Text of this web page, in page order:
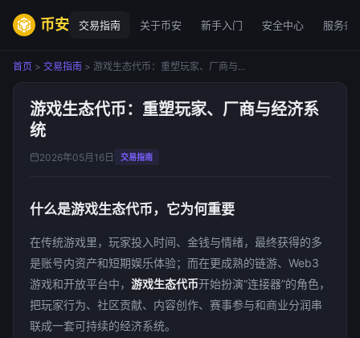
币安 交易指南 关于币安 新手入门 安全中心 服务条
首页 > 交易指南 > 游戏生态代币：重塑玩家、厂商与...
游戏生态代币：重塑玩家、厂商与经济系
统
2026年05月16日 交易指南
什么是游戏生态代币，它为何重要
在传统游戏里，玩家投入时间、金钱与情绪，最终获得的多
是账号内资产和短期娱乐体验；而在更成熟的链游、Web3
游戏和开放平台中， 游戏生态代币开始扮演“连接器”的角色，
把玩家行为、社区贡献、内容创作、赛事参与和商业分润串
联成一套可持续的经济系统。